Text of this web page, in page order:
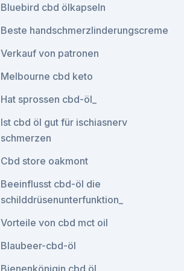
Bluebird cbd ölkapseln
Beste handschmerzlinderungscreme
Verkauf von patronen
Melbourne cbd keto
Hat sprossen cbd-öl_
Ist cbd öl gut für ischiasnerv
schmerzen
Cbd store oakmont
Beeinflusst cbd-öl die
schilddrüsenunterfunktion_
Vorteile von cbd mct oil
Blaubeer-cbd-öl
Bienenkönigin cbd öl